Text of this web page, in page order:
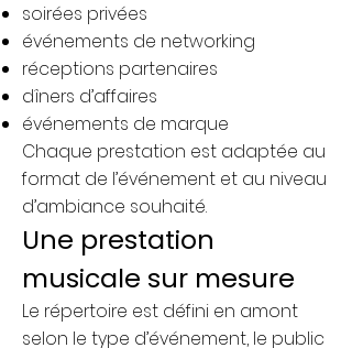
soirées privées
événements de networking
réceptions partenaires
dîners d’affaires
événements de marque
Chaque prestation est adaptée au
format de l’événement et au niveau
d’ambiance souhaité.
Une prestation
musicale sur mesure
Le répertoire est défini en amont
selon le type d’événement, le public